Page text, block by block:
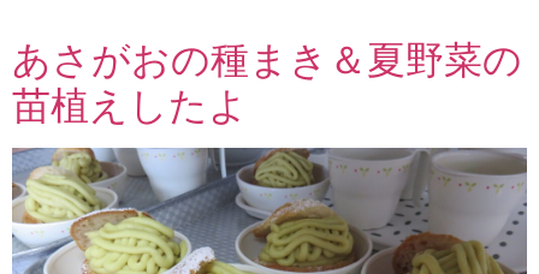
あさがおの種まき＆夏野菜の
苗植えしたよ